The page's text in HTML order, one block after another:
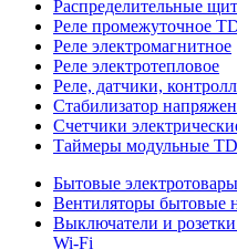
Распределительные
Реле промежуточное
Реле электромагнитное
Реле электротепловое
Реле, датчики,
Стабилизатор
Счетчики
Таймеры модульные
Бытовые электротовары
Вентиляторы бытовые
Выключатели и
Wi-Fi